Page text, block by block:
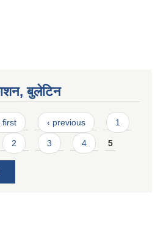
बुलेटिन
first ‹ previous 1
2 3 4 5